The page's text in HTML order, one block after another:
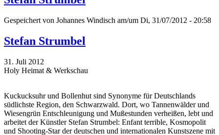
Gespeichert von Johannes Windisch am/um Di, 31/07/2012 - 20:58
Stefan Strumbel
31. Juli 2012
Holy Heimat & Werkschau
Kuckucksuhr und Bollenhut sind Synonyme für Deutschlands
südlichste Region, den Schwarzwald. Dort, wo Tannenwälder und
Wiesengrün Entschleunigung und Mußestunden verheißen, lebt und
arbeitet der Künstler Stefan Strumbel: Enfant terrible, Kosmopolit
und Shooting-Star der deutschen und internationalen Kunstszene mit